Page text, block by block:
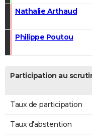
Nathalie Arthaud
Philippe Poutou
Participation au
Taux de participation
Taux d'abstention